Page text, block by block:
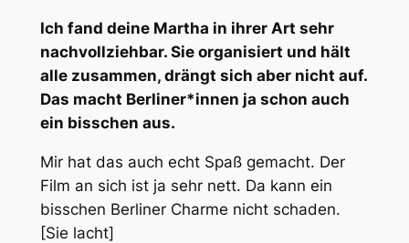
Ich fand deine Martha in ihrer Art sehr
nachvollziehbar. Sie organisiert und hält
alle zusammen, drängt sich aber nicht auf.
Das macht Berliner*innen ja schon auch
ein bisschen aus.
Mir hat das auch echt Spaß gemacht. Der
Film an sich ist ja sehr nett. Da kann ein
bisschen Berliner Charme nicht schaden.
[Sie lacht]